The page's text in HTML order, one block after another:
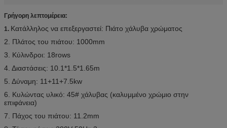
Γρήγορη λεπτομέρεια:
1. Κατάλληλος να επεξεργαστεί: Πιάτο χάλυβα χρώματος
2. Πλάτος του πιάτου: 1000mm
3. Κύλινδροι: 18rows
4. Διαστάσεις: 10.1*1.5*1.65m
5. Δύναμη: 11+11+7.5kw
6. Κυλώντας υλικό: 45# χάλυβας (καλυμμένο χρώμιο στην
επιφάνεια)
7. Πάχος του πιάτου: 11.2mm